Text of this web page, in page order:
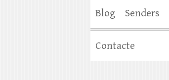
Blog Senders
Contacte